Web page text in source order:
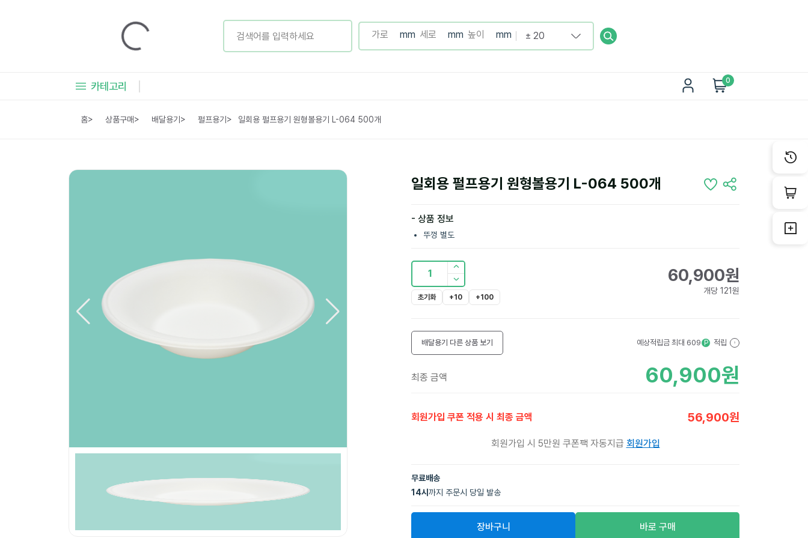
카테고리 0
홈> 상품구매> 배달용기 > 펄프용기 > 일회용 펄프용기 원형볼용기 L-064 500개
일회용 펄프용기 원형볼용기 L-064 500개
- 상품 정보
뚜껑 별도
1
초기화 +10 +100
60,900원
개당 121원
배달용기 다른 상품 보기 예상적립금 최대 609 P 적립 ?
최종 금액 60,900원
회원가입 쿠폰 적용 시 최종 금액 56,900원
회원가입 시 5만원 쿠폰팩 자동지급 회원가입
무료배송
14시 까지 주문시 당일 발송
장바구니 바로 구매